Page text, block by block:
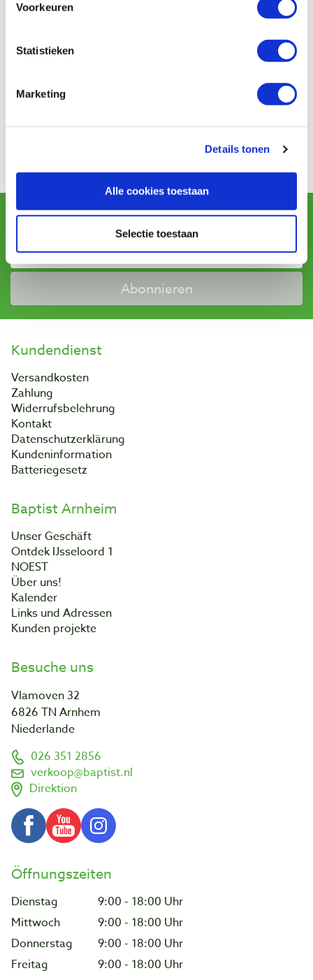
Voorkeuren
Statistieken
Marketing
Details tonen
Alle cookies toestaan
Selectie toestaan
Kundenmeinung
Dienstleister zum Einholen von Bewertungen. Trusted
Newsletter abonnieren
und erhalten Sie Angebote, neue Produkte und Tipps.
Abonnieren
Kundendienst
Versandkosten
Zahlung
Widerrufsbelehrung
Kontakt
Datenschutzerklärung
Kundeninformation
Batteriegesetz
Baptist Arnheim
Unser Geschäft
Ontdek IJsseloord 1
NOEST
Über uns!
Kalender
Links und Adressen
Kunden projekte
Besuche uns
Vlamoven 32
6826 TN Arnhem
Niederlande
026 351 2856
verkoop@baptist.nl
Direktion
Öffnungszeiten
Dienstag
9:00 - 18:00 Uhr
Mittwoch
9:00 - 18:00 Uhr
Donnerstag
9:00 - 18:00 Uhr
Freitag
9:00 - 18:00 Uhr